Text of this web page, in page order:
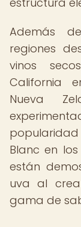
Además
regiones
vinos
California
Nueva
Blanc en
están
uva al
gama de